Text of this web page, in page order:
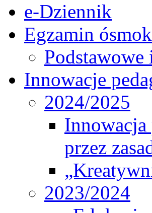
e-Dziennik
Egzamin
Innowacje
2024/2025
przez
2023/2024